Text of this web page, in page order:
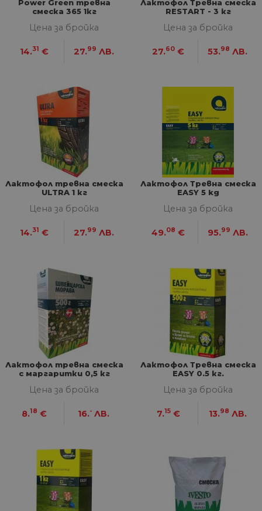
Power Green тревна
смеска 365 1кг
Цена за бройка
14.31 € 27.99 ЛВ.
Лактофол Тревна смеска
RESTART - 3 кг
Цена за бройка
27.60 € 53.98 ЛВ.
Лактофол тревна смеска
ULTRA 1 кг
Цена за бройка
14.31 € 27.99 ЛВ.
Лактофол Тревна смеска
EASY 5 kg
Цена за бройка
49.08 € 95.99 ЛВ.
Лактофол тревна смеска
с маргаритки 0,5 кг
Цена за бройка
8.18 € 16.- ЛВ.
Лактофол Тревна смеска
EASY 0.5 кг.
Цена за бройка
7.15 € 13.98 ЛВ.